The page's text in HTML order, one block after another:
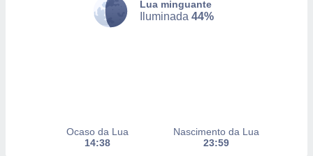
Lua minguante
Iluminada 44%
Ocaso da Lua
14:38
Nascimento da Lua
23:59